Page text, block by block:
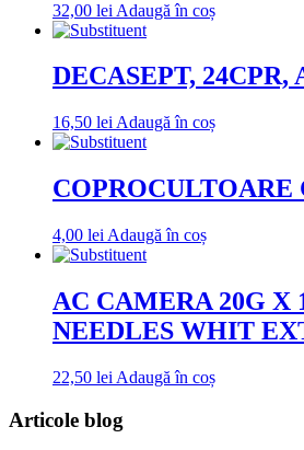
32,00 lei Adaugă în coș
DECASEPT,
16,50 lei Adaugă în coș
COPROCULTOARE
4,00 lei Adaugă în coș
AC CAMERA 20G X
NEEDLES WHIT
22,50 lei Adaugă în coș
Articole blog